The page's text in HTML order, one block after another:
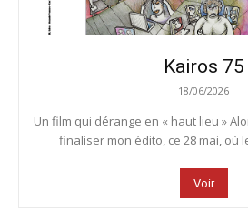
Kairos 75
18/06/2026
Un film qui dérange en « haut lieu »
finaliser mon édito, ce 28 mai, où
Voir